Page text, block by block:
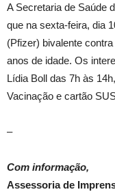
A Secretaria de Saúde
que na sexta-feira, dia
(Pfizer) bivalente
anos de idade. Os
Lídia Boll das 7h às
Vacinação e cartão
–
Com informação,
Assessoria de